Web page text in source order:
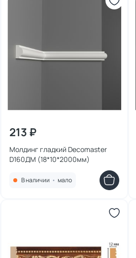
213 ₽
Молдинг гладкий Decomaster
D160ДМ (18*10*2000мм)
В наличии • мало